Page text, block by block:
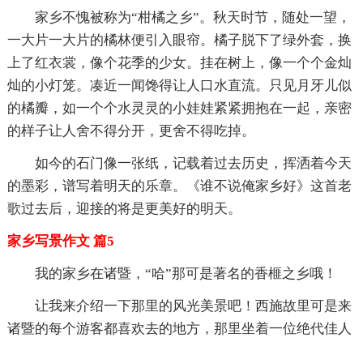
家乡不愧被称为“柑橘之乡”。秋天时节，随处一望，
一大片一大片的橘林便引入眼帘。橘子脱下了绿外套，换
上了红衣裳，像个花季的少女。挂在树上，像一个个金灿
灿的小灯笼。凑近一闻馋得让人口水直流。只见月牙儿似
的橘瓣，如一个个水灵灵的小娃娃紧紧拥抱在一起，亲密
的样子让人舍不得分开，更舍不得吃掉。
如今的石门像一张纸，记载着过去历史，挥洒着今天
的墨彩，谱写着明天的乐章。《谁不说俺家乡好》这首老
歌过去后，迎接的将是更美好的明天。
家乡写景作文 篇5
我的家乡在诸暨，“哈”那可是著名的香榧之乡哦！
让我来介绍一下那里的风光美景吧！西施故里可是来
诸暨的每个游客都喜欢去的地方，那里坐着一位绝代佳人